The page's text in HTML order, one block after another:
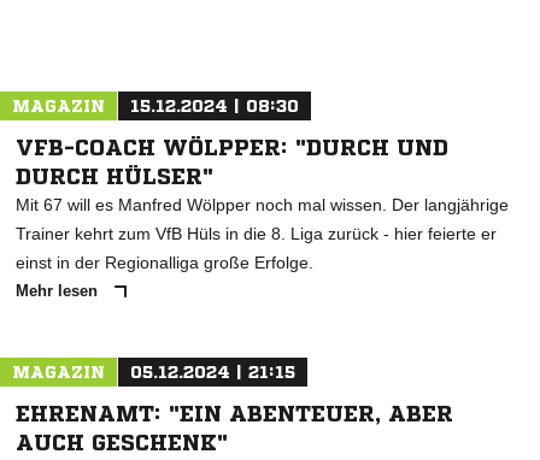
MAGAZIN 15.12.2024 | 08:30
VFB-COACH WÖLPPER: "DURCH UND
DURCH HÜLSER"
Mit 67 will es Manfred Wölpper noch mal wissen. Der langjährige
Trainer kehrt zum VfB Hüls in die 8. Liga zurück - hier feierte er
einst in der Regionalliga große Erfolge.
Mehr lesen
MAGAZIN 05.12.2024 | 21:15
EHRENAMT: "EIN ABENTEUER, ABER
AUCH GESCHENK"